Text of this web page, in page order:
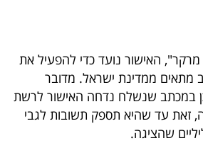
האישור נועד כדי להפעיל את
מתאים ממדינת ישראל. מדובר
במכתב שנשלח נדחה האישור לרשת
זאת עד שהיא תספק תשובות לגבי
שהציגה.